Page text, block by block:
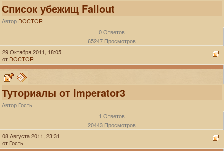
Список убежищ Fallout
Автор DOCTOR
0 Ответов
65247 Просмотров
29 Октября 2011, 18:05
от DOCTOR
Туториалы от Imperator3
Автор Гость
1 Ответов
20443 Просмотров
08 Августа 2011, 23:31
от Гость